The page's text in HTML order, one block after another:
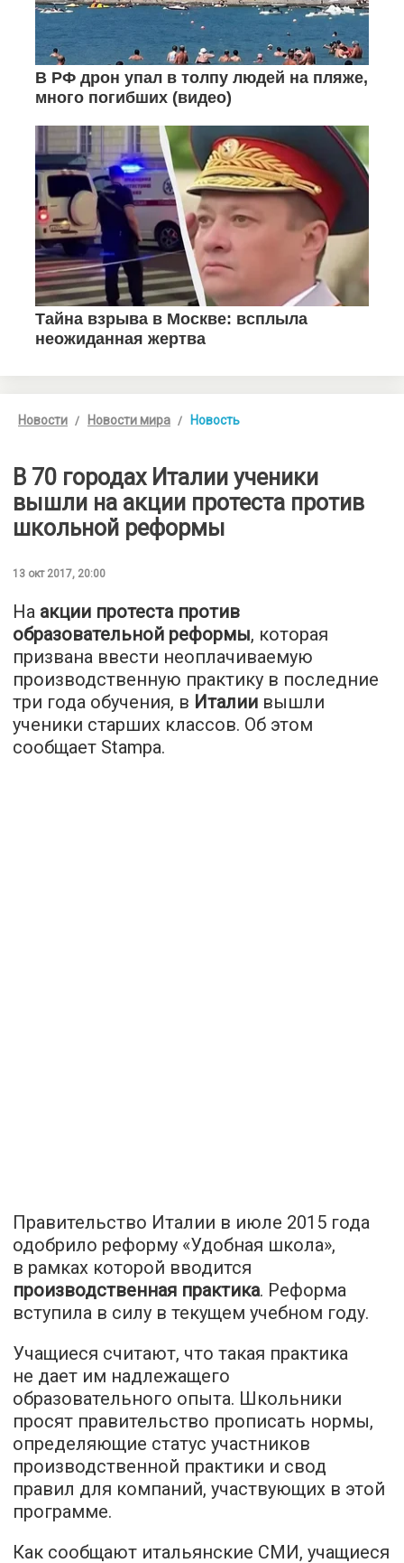
Новости Новости мира Новость
В 70 городах Италии ученики
вышли на акции протеста против
школьной реформы
13 окт 2017, 20:00
На акции протеста против
образовательной реформы, которая
призвана ввести неоплачиваемую
производственную практику в последние
три года обучения, в Италии вышли
ученики старших классов. Об этом
сообщает Stampa.
Правительство Италии в июле 2015 года
одобрило реформу «Удобная школа»,
в рамках которой вводится
производственная практика. Реформа
вступила в силу в текущем учебном году.
Учащиеся считают, что такая практика
не дает им надлежащего
образовательного опыта. Школьники
просят правительство прописать нормы,
определяющие статус участников
производственной практики и свод
правил для компаний, участвующих в этой
программе.
Как сообщают итальянские СМИ, учащиеся